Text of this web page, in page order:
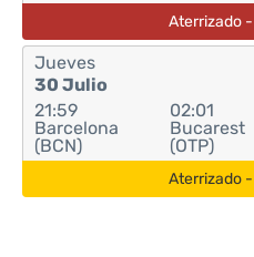
Aterrizado
Jueves
30 Julio
21:59
Barcelona
(BCN)
02:01
Bucarest
(OTP)
Aterrizado